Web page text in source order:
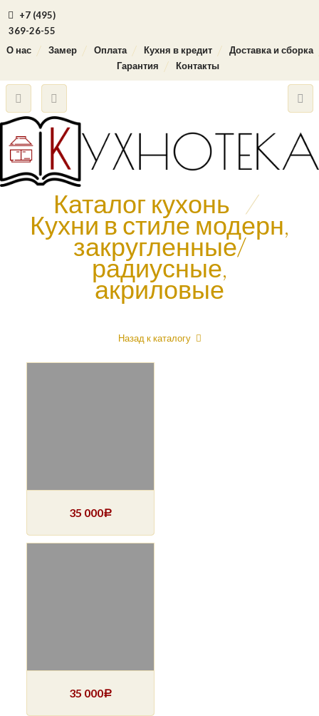
+7 (495)
369-26-55
О нас
Замер Оплата Кухня в кредит
Доставка и сборка
Гарантия
Контакты
Каталог кухонь /
Кухни в стиле модерн,
закругленные/
радиусные,
акриловые
Назад к каталогу
35 000Р
35 000Р